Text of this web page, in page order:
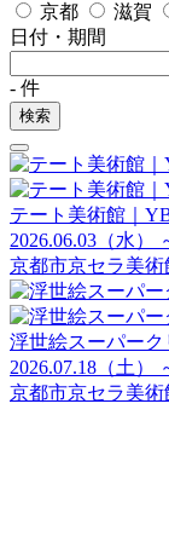
京都 滋賀
日付・期間
- 件
検索
テート美術館｜
2026.06.03（水）
京都市京セラ美
浮世絵スーパー
2026.07.18（土）
京都市京セラ美